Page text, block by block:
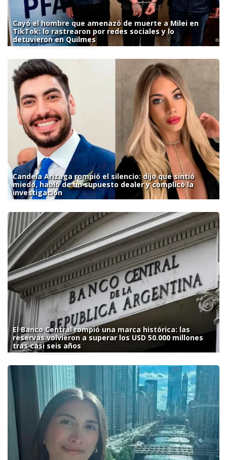
Cayó el hombre que amenazó de muerte a Milei en
TikTok: lo rastrearon por redes sociales y lo
detuvieron en Quilmes
Candela Arizaga rompió el silencio: dijo que sintió
miedo, habló de un supuesto dealer y complicó la
investigación
El Banco Central rompió una marca histórica: las
reservas volvieron a superar los USD 50.000 millones
tras casi seis años